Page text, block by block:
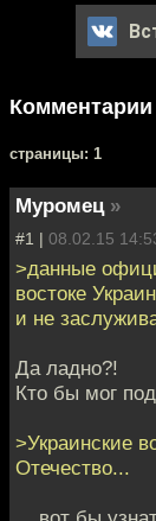
Комментарии
cтраницы: 1
Муромец »
#1 | 08.02.15
>данные
востоке
и не
Да ладно?!
Кто бы мог
>Украинские
Отечество...